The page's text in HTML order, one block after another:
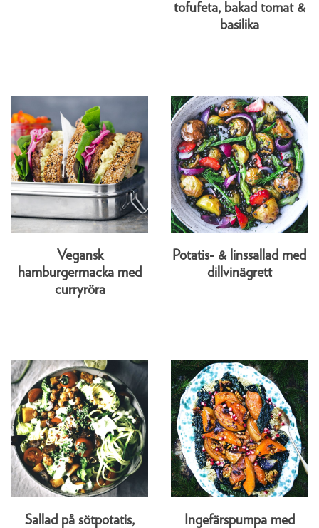
tofufeta, bakad tomat &
basilika
Vegansk
hamburgermacka med
curryröra
Potatis- & linssallad med
dillvinägrett
Sallad på sötpotatis,
Ingefärspumpa med